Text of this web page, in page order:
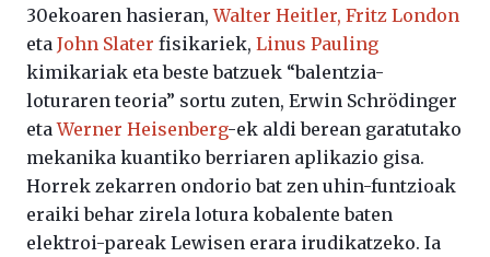
30ekoaren hasieran,Walter Heitler, Fritz London
eta John Slater fisikariek, Linus Pauling
kimikariak eta beste batzuek “balentzia-
loturaren teoria” sortu zuten, Erwin Schrödinger
etaWerner Heisenberg-ek aldi berean garatutako
mekanika kuantiko berriaren aplikazio gisa.
Horrek zekarren ondorio bat zen uhin-funtzioak
eraiki behar zirela lotura kobalente baten
elektroi-pareak Lewisen erara irudikatzeko. Ia